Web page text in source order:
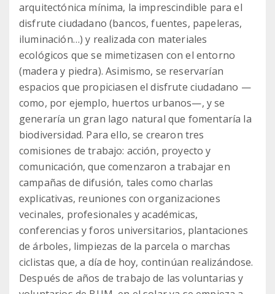
arquitectónica mínima, la imprescindible para el
disfrute ciudadano (bancos, fuentes, papeleras,
iluminación…) y realizada con materiales
ecológicos que se mimetizasen con el entorno
(madera y piedra). Asimismo, se reservarían
espacios que propiciasen el disfrute ciudadano —
como, por ejemplo, huertos urbanos—, y se
generaría un gran lago natural que fomentaría la
biodiversidad. Para ello, se crearon tres
comisiones de trabajo: acción, proyecto y
comunicación, que comenzaron a trabajar en
campañas de difusión, tales como charlas
explicativas, reuniones con organizaciones
vecinales, profesionales y académicas,
conferencias y foros universitarios, plantaciones
de árboles, limpiezas de la parcela o marchas
ciclistas que, a día de hoy, continúan realizándose.
Después de años de trabajo de las voluntarias y